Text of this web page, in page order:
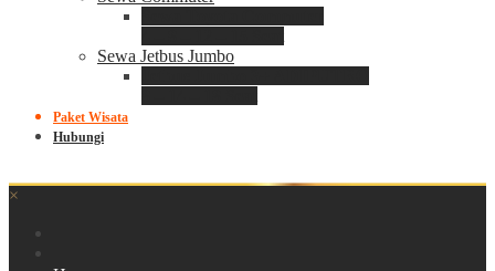
Sewa Jetbus Jumbo
Paket Wisata
Hubungi
×